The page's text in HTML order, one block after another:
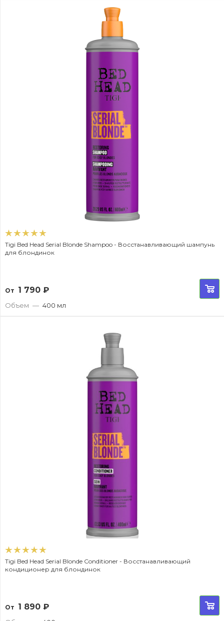
Tigi Bed Head Serial Blonde Shampoo - Восстанавливающий шампунь
для блондинок
От 1 790 ₽
Объем — 400 мл
Tigi Bed Head Serial Blonde Conditioner - Восстанавливающий
кондиционер для блондинок
От 1 890 ₽